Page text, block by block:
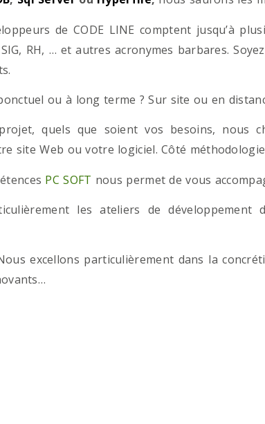
de CODE LINE comptent jusqu’à
SIG, RH, … et autres acronymes barbares.
ou à long terme ? Sur site ou en
quels que soient vos besoins, nous
site Web ou votre logiciel. Côté
PC SOFT nous permet de vous
les ateliers de développement
excellons particulièrement dans la